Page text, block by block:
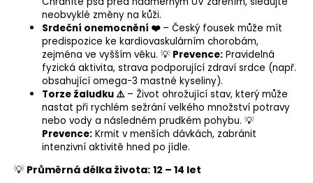
neobvyklé změny na kůži.
Srdeční onemocnění ❤️– Český fousek může mít
predispozice ke kardiovaskulárním chorobám,
zejména ve vyšším věku. 💡 Prevence: Pravidelná
fyzická aktivita, strava podporující zdraví srdce (např.
obsahující omega-3 mastné kyseliny).
Torze žaludku ⚠️– Život ohrožující stav, který může
nastat při rychlém sežrání velkého množství potravy
nebo vody a následném prudkém pohybu. 💡
Prevence: Krmit v menších dávkách, zabránit
intenzivní aktivitě hned po jídle.
💡 Průměrná délka života: 12 – 14 let